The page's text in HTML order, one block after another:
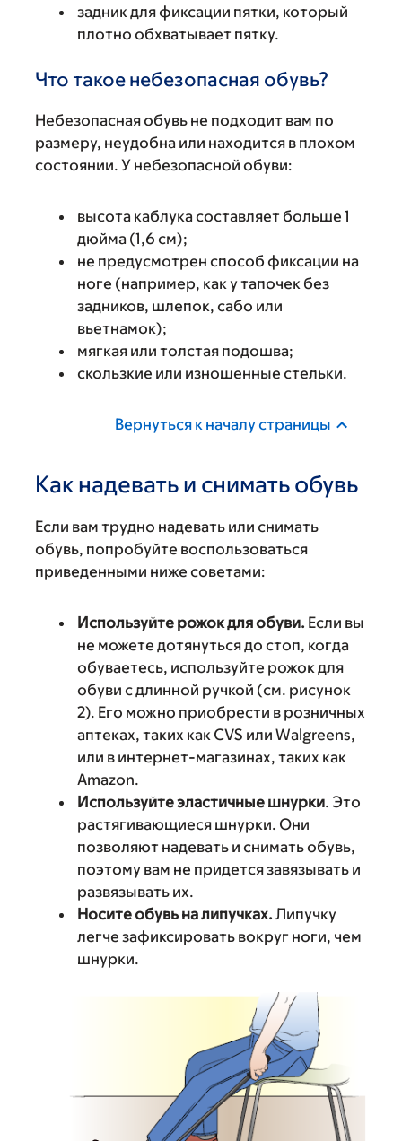
задник для фиксации пятки, который
плотно обхватывает пятку.
Что такое небезопасная обувь?
Небезопасная обувь не подходит вам по
размеру, неудобна или находится в плохом
состоянии. У небезопасной обуви:
высота каблука составляет больше 1
дюйма (1,6 см);
не предусмотрен способ фиксации на
ноге (например, как у тапочек без
задников, шлепок, сабо или
вьетнамок);
мягкая или толстая подошва;
скользкие или изношенные стельки.
Вернуться к началу страницы
Как надевать и снимать обувь
Если вам трудно надевать или снимать
обувь, попробуйте воспользоваться
приведенными ниже советами:
Используйте рожок для обуви. Если вы
не можете дотянуться до стоп, когда
обуваетесь, используйте рожок для
обуви с длинной ручкой (см. рисунок
2). Его можно приобрести в розничных
аптеках, таких как CVS или Walgreens,
или в интернет-магазинах, таких как
Amazon.
Используйте эластичные шнурки. Это
растягивающиеся шнурки. Они
позволяют надевать и снимать обувь,
поэтому вам не придется завязывать и
развязывать их.
Носите обувь на липучках. Липучку
легче зафиксировать вокруг ноги, чем
шнурки.